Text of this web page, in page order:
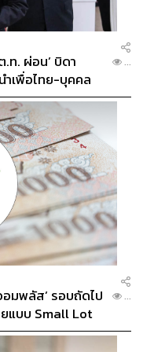
. ผ่อน’ บิดา
ำเพื่อไทย-บุคคล
...
มพลัส’ รอบถัดไป
แบบ Small Lot
...